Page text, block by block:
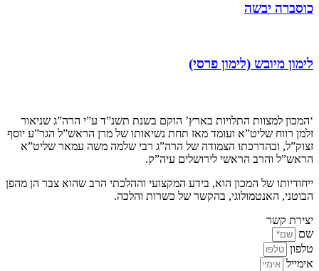
כוסברה יבשה
לימון מיובש (לימון פרסי)
‘המכון למצוות התלויות בארץ’ הוקם בשנת תשנ”ד ע”י הרה”ג שניאור
זלמן רווח שליט”א ועומד מאז תחת נשיאותו של מרן הראש”ל הגר”ע יוסף
זצוק”ל, ובהדרכתו הצמודה של הרה”ג רבי שלמה משה עמאר שליט”א
הראש”ל והרב הראשי לירושלים עיה”ק.
ייחודיותו של המכון הוא, בידע המקצועי וההלכתי הרב שהוא צבר הן מהפן
הבוטני, האנטמולוגי, בהקשר של כשרות והלכה.
יצירת קשר
שם
טלפון
אימייל